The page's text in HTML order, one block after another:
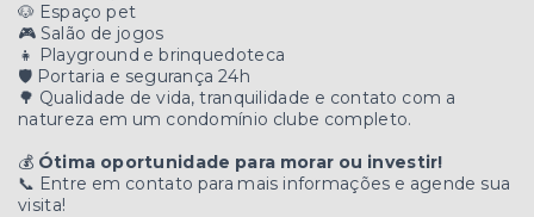
🐶 Espaço pet
🎮 Salão de jogos
👧 Playground e brinquedoteca
🛡️ Portaria e segurança 24h
🌳 Qualidade de vida, tranquilidade e contato com a
natureza em um condomínio clube completo.
💰 Ótima oportunidade para morar ou investir!
📞 Entre em contato para mais informações e agende sua
visita!